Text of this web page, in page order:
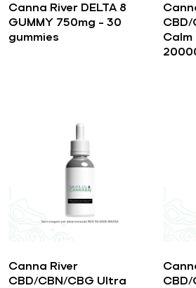
Canna River DELTA 8
GUMMY 750mg – 30
gummies
Calm
Canna River
CBD/CBN/CBG Ultra
CBD/